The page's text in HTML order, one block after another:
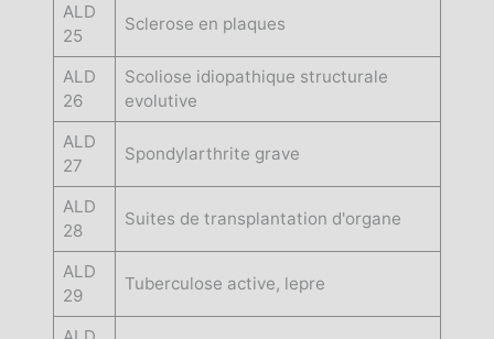
ALD
25
Sclerose en plaques
ALD
26
Scoliose idiopathique structurale
evolutive
ALD
27
Spondylarthrite grave
ALD
28
Suites de transplantation d'organe
ALD
29
Tuberculose active, lepre